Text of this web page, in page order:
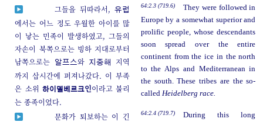
그들을 뒤따라서,유럽
에서는 어느 정도 우월한 아이를 많
이 낳는 민족이 발생하였고, 그들의
자손이 북쪽으로는 빙하 지대로부터
남쪽으로는
알프스와 지중해
지역
까지 삽시간에 퍼져나갔다. 이 부족
은 소위 하이델베르크인이라고 불리
는 종족이었다.
64:2.3 (719.6)
They were followed in
Europe by a somewhat superior and
prolific people, whose descendants
soon spread over the entire
continent from the ice in the north
to the Alps and Mediterranean in
the south. These tribes are the so-
called Heidelberg race.
문화가 퇴보하는 이 긴
64:2.4 (719.7)
During this long